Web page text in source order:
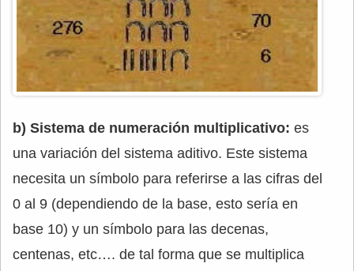
b) Sistema de numeración multiplicativo: es
una variación del sistema aditivo. Este sistema
necesita un símbolo para referirse a las cifras del
0 al 9 (dependiendo de la base, esto sería en
base 10) y un símbolo para las decenas,
centenas, etc…. de tal forma que se multiplica